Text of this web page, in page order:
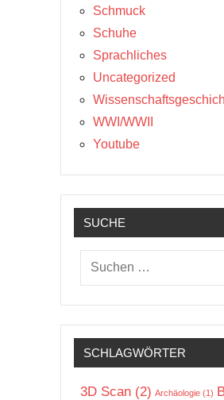
Schmuck
Schuhe
Sprachliches
Uncategorized
WWI/WWII
Youtube
SUCHE
Suchen
nach:
SCHLAGWÖRTER
3D Scan (2) Archäologie (1)